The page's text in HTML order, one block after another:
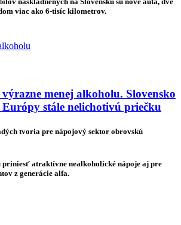
viac ako 6-tisíc kilometrov.
menej alkoholu. Slovensko
stále nelichotivú priečku
tvoria pre nápojový sektor obrovskú
priniesť atraktívne nealkoholické nápoje aj pre
z generácie alfa.